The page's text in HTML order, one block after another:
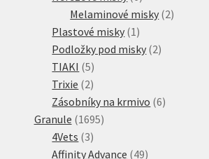
produktů
Melaminové misky 22
Plastové misky 1 1
produkt
Podložky pod misky 22
TIAKI 55
produktů
Trixie 22
produkty
Zásobníky na krmivo 66
Granule 16951695
4Vets 33
produkty
Affinity Advance 4949